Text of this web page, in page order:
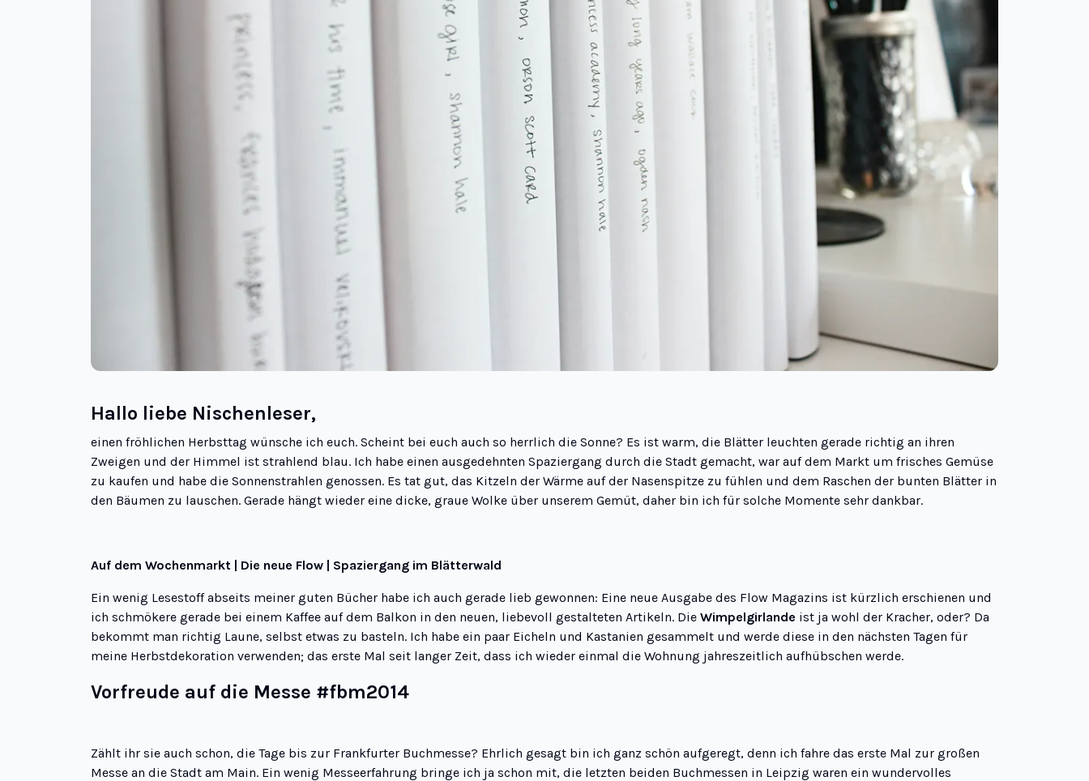
Hallo liebe Nischenleser,
einen fröhlichen Herbsttag wünsche ich euch. Scheint bei euch auch so herrlich die Sonne? Es ist warm, die Blätter leuchten gerade richtig an ihren
Zweigen und der Himmel ist strahlend blau. Ich habe einen ausgedehnten Spaziergang durch die Stadt gemacht, war auf dem Markt um frisches Gemüse
zu kaufen und habe die Sonnenstrahlen genossen. Es tat gut, das Kitzeln der Wärme auf der Nasenspitze zu fühlen und dem Raschen der bunten Blätter in
den Bäumen zu lauschen. Gerade hängt wieder eine dicke, graue Wolke über unserem Gemüt, daher bin ich für solche Momente sehr dankbar.
Auf dem Wochenmarkt | Die neue Flow | Spaziergang im Blätterwald
Ein wenig Lesestoff abseits meiner guten Bücher habe ich auch gerade lieb gewonnen: Eine neue Ausgabe des Flow Magazins ist kürzlich erschienen und
ich schmökere gerade bei einem Kaffee auf dem Balkon in den neuen, liebevoll gestalteten Artikeln. Die Wimpelgirlande ist ja wohl der Kracher, oder? Da
bekommt man richtig Laune, selbst etwas zu basteln. Ich habe ein paar Eicheln und Kastanien gesammelt und werde diese in den nächsten Tagen für
meine Herbstdekoration verwenden; das erste Mal seit langer Zeit, dass ich wieder einmal die Wohnung jahreszeitlich aufhübschen werde.
Vorfreude auf die Messe #fbm2014
Zählt ihr sie auch schon, die Tage bis zur Frankfurter Buchmesse? Ehrlich gesagt bin ich ganz schön aufgeregt, denn ich fahre das erste Mal zur großen
Messe an die Stadt am Main. Ein wenig Messeerfahrung bringe ich ja schon mit, die letzten beiden Buchmessen in Leipzig waren ein wundervolles